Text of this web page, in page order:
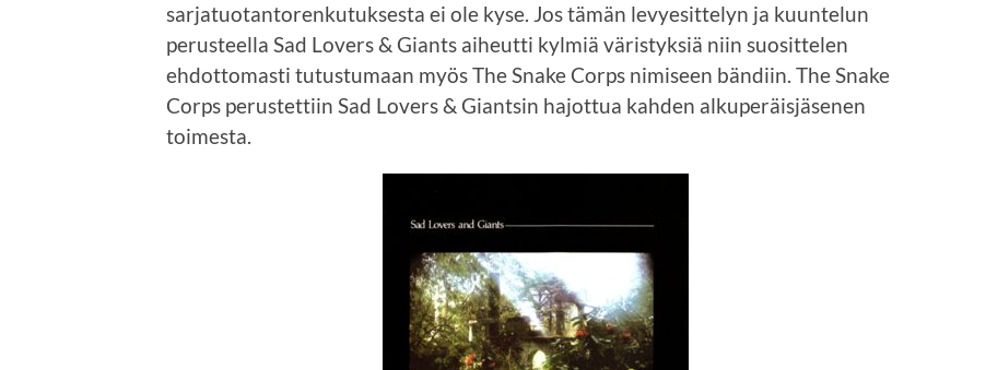
sarjatuotantorenkutuksesta ei ole kyse. Jos tämän levyesittelyn ja kuuntelun
perusteella Sad Lovers & Giants aiheutti kylmiä väristyksiä niin suosittelen
ehdottomasti tutustumaan myös The Snake Corps nimiseen bändiin. The Snake
Corps perustettiin Sad Lovers & Giantsin hajottua kahden alkuperäisjäsenen
toimesta.